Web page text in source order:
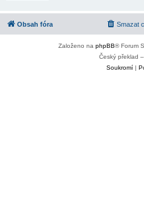
Obsah fóra Smazat
Založeno na phpBB® Forum
Český překlad –
Soukromí|